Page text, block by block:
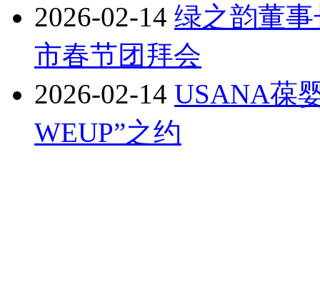
2026-02-14 绿之韵董
市春节团拜会
2026-02-14 USANA葆
WEUP”之约